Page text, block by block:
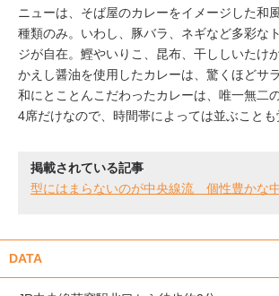
ニューは、そば屋のカレーをイメージした和
種類のみ。いわし、豚バラ、ネギなど多彩な
ジが自在。鰹やいりこ、昆布、干ししいたけ
かえし醤油を使用したカレーは、驚くほどサ
和にとことんこだわったカレーは、唯一無二
4席だけなので、時間帯によっては並ぶことも
掲載されている記事
型にはまらないのが中央線流 個性豊かな
DATA